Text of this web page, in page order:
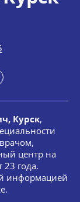
Курск,
центр на
23 года.
информацией